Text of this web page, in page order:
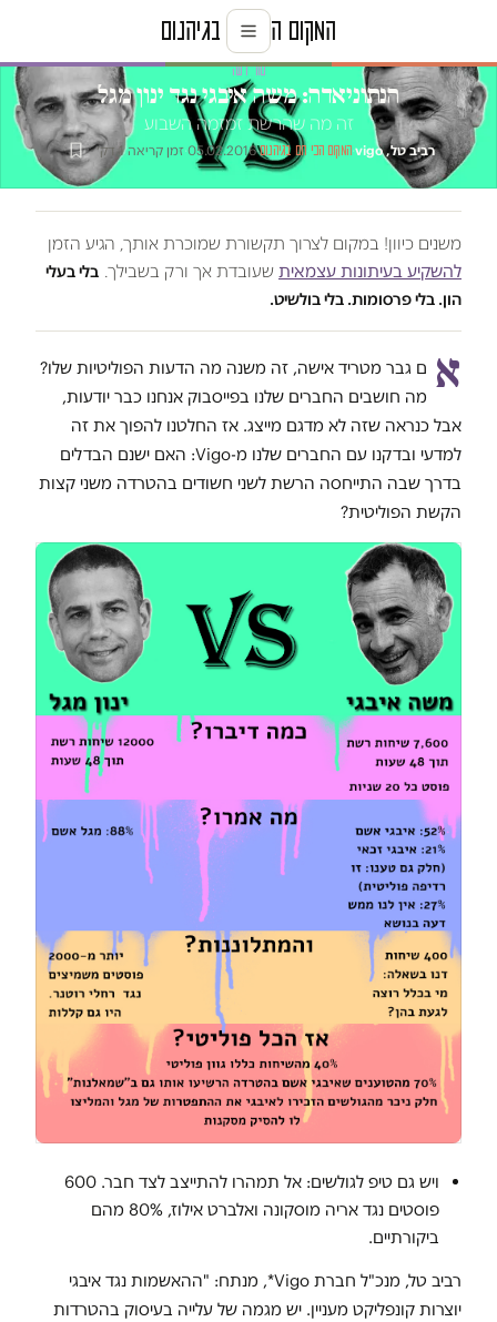
טור דעה
הנתוניאדה: משה איבגי נגד ינון מגל
זה מה שהרשת זמזמה השבוע
רביב טל, vigo ·המקום הכי חם בגיהנום·
05.02.2016
·זמן קריאה 1 דק׳
משנים כיוון! במקום לצרוך תקשורת שמוכרת אותך, הגיע הזמן
להשקיע בעיתונות עצמאית שעובדת אך ורק בשבילך. בלי בעלי
הון. בלי פרסומות. בלי בולשיט.
א ם גבר מטריד אישה, זה משנה מה הדעות הפוליטיות שלו?
מה חושבים החברים שלנו בפייסבוק אנחנו כבר יודעות,
אבל כנראה שזה לא מדגם מייצג. אז החלטנו להפוך את זה
למדעי ובדקנו עם החברים שלנו מ-Vigo: האם ישנם הבדלים
בדרך שבה התייחסה הרשת לשני חשודים בהטרדה משני קצות
הקשת הפוליטית?
ויש גם טיפ לגולשים: אל תמהרו להתייצב לצד חבר. 600
פוסטים נגד אריה מוסקונה ואלברט אילוז, 80% מהם
ביקורתיים.
רביב טל, מנכ"ל חברת Vigo*, מנתח: "ההאשמות נגד איבגי
יוצרות קונפליקט מעניין. יש מגמה של עלייה בעיסוק בהטרדות